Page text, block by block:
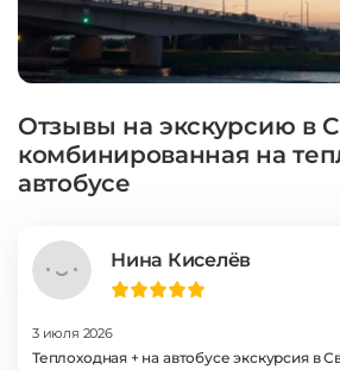
Отзывы на экскурсию в
комбинированная на
автобусе
Нина Киселёв
3 июля 2026
Теплоходная + на автобусе экскурсия в